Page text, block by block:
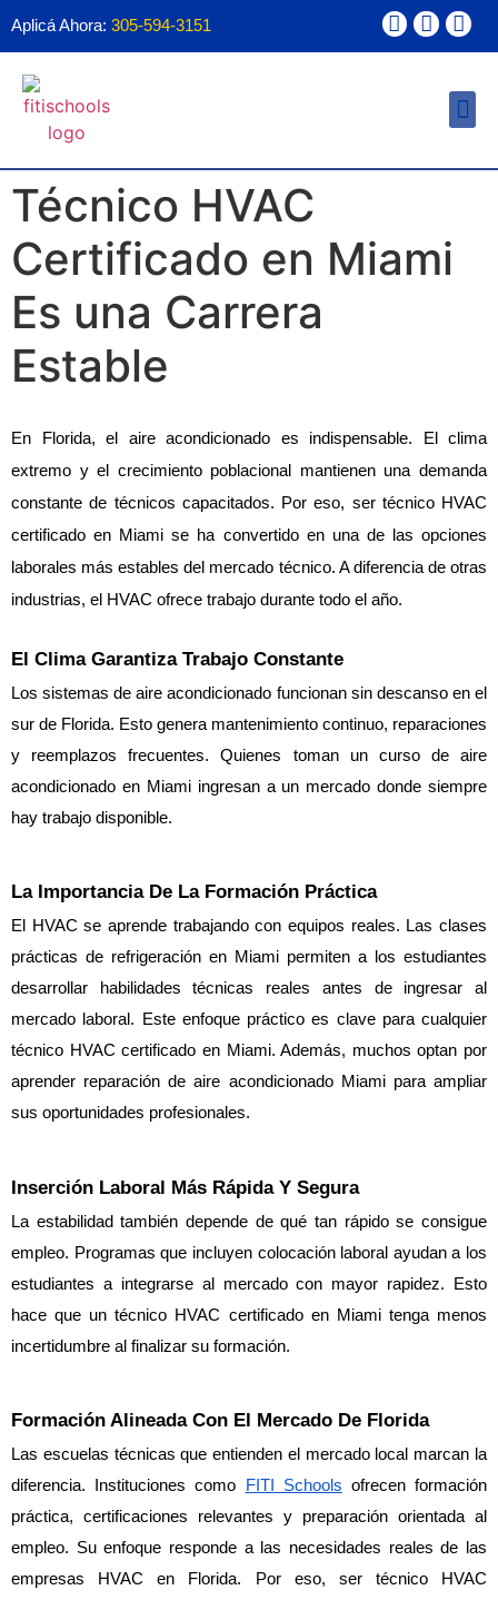
Aplicá Ahora: 305-594-3151
Técnico HVAC
Certificado en Miami
Es una Carrera
Estable
En Florida, el aire acondicionado es indispensable. El clima
extremo y el crecimiento poblacional mantienen una demanda
constante de técnicos capacitados. Por eso, ser técnico HVAC
certificado en Miami se ha convertido en una de las opciones
laborales más estables del mercado técnico. A diferencia de otras
industrias, el HVAC ofrece trabajo durante todo el año.
El Clima Garantiza Trabajo Constante
Los sistemas de aire acondicionado funcionan sin descanso en el
sur de Florida. Esto genera mantenimiento continuo, reparaciones
y reemplazos frecuentes. Quienes toman un curso de aire
acondicionado en Miami ingresan a un mercado donde siempre
hay trabajo disponible.
La Importancia De La Formación Práctica
El HVAC se aprende trabajando con equipos reales. Las clases
prácticas de refrigeración en Miami permiten a los estudiantes
desarrollar habilidades técnicas reales antes de ingresar al
mercado laboral. Este enfoque práctico es clave para cualquier
técnico HVAC certificado en Miami. Además, muchos optan por
aprender reparación de aire acondicionado Miami para ampliar
sus oportunidades profesionales.
Inserción Laboral Más Rápida Y Segura
La estabilidad también depende de qué tan rápido se consigue
empleo. Programas que incluyen colocación laboral ayudan a los
estudiantes a integrarse al mercado con mayor rapidez. Esto
hace que un técnico HVAC certificado en Miami tenga menos
incertidumbre al finalizar su formación.
Formación Alineada Con El Mercado De Florida
Las escuelas técnicas que entienden el mercado local marcan la
diferencia. Instituciones como
FITI Schools ofrecen formación
práctica, certificaciones relevantes y preparación orientada al
empleo. Su enfoque responde a las necesidades reales de las
empresas HVAC en Florida. Por eso, ser técnico HVAC